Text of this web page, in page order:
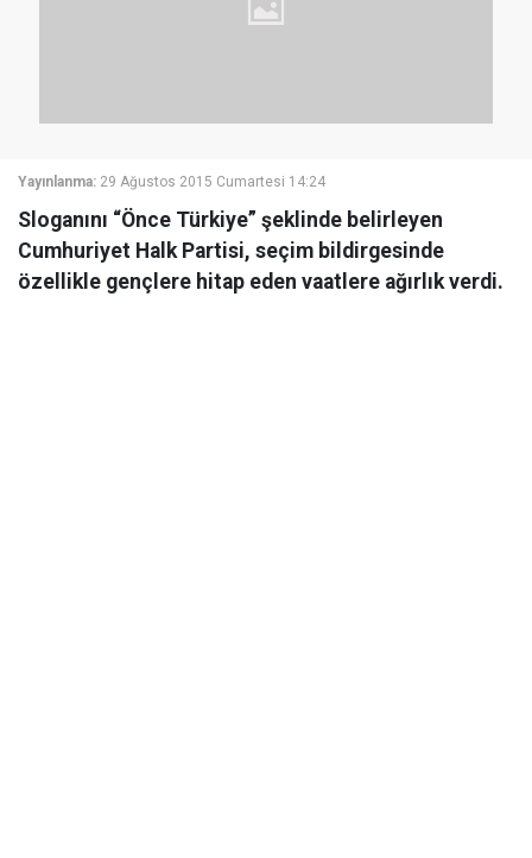
Yayınlanma: 29 Ağustos 2015 Cumartesi 14:24
Sloganını “Önce Türkiye” şeklinde belirleyen
Cumhuriyet Halk Partisi, seçim bildirgesinde
özellikle gençlere hitap eden vaatlere ağırlık verdi.